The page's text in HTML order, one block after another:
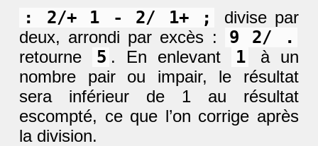
: 2/+ 1 - 2/ 1+ ;
divise par
deux, arrondi par excès :
9 2/ .
retourne 5 . En enlevant 1
à un
nombre pair ou impair, le résultat
sera inférieur de 1 au résultat
escompté, ce que l’on corrige après
la division.